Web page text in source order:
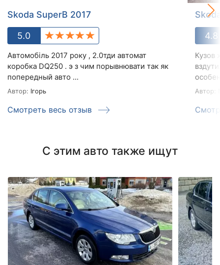
Skoda SuperB 2017
5.0
Автомобіль 2017 року , 2.0тди автомат
коробка DQ250 . э з чим порывнювати так як
попередный авто ...
Автор: Ігорь
Смотреть весь отзыв
4.8
Кузов
Автор:
С этим авто также ищут